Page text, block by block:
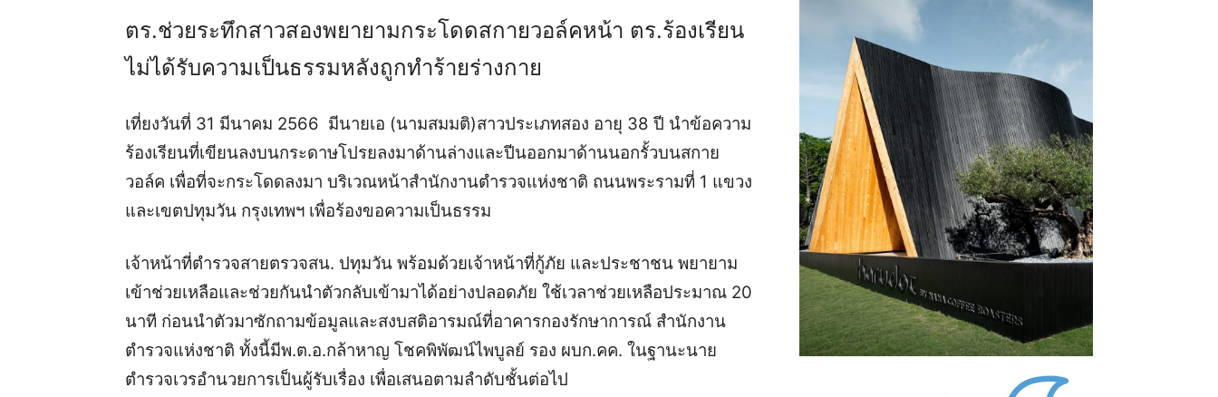
ตร.ช่วยระทึกสาวสองพยายามกระโดดสกายวอล์คหน้า ตร.ร้องเรียน
ไม่ได้รับความเป็นธรรมหลังถูกทำร้ายร่างกาย
เที่ยงวันที่ 31 มีนาคม 2566 มีนายเอ (นามสมมติ)สาวประเภทสอง อายุ 38 ปี นำข้อความ
ร้องเรียนที่เขียนลงบนกระดาษโปรยลงมาด้านล่างและปีนออกมาด้านนอกรั้วบนสกาย
วอล์ค เพื่อที่จะกระโดดลงมา บริเวณหน้าสำนักงานตำรวจแห่งชาติ ถนนพระรามที่ 1 แขวง
และเขตปทุมวัน กรุงเทพฯ เพื่อร้องขอความเป็นธรรม
เจ้าหน้าที่ตำรวจสายตรวจสน. ปทุมวัน พร้อมด้วยเจ้าหน้าที่กู้ภัย และประชาชน พยายาม
เข้าช่วยเหลือและช่วยกันนำตัวกลับเข้ามาได้อย่างปลอดภัย ใช้เวลาช่วยเหลือประมาณ 20
นาที ก่อนนำตัวมาซักถามข้อมูลและสงบสติอารมณ์ที่อาคารกองรักษาการณ์ สำนักงาน
ตำรวจแห่งชาติ ทั้งนี้มีพ.ต.อ.กล้าหาญ โชคพิพัฒน์ไพบูลย์ รอง ผบก.คค. ในฐานะนาย
ตำรวจเวรอำนวยการเป็นผู้รับเรื่อง เพื่อเสนอตามลำดับชั้นต่อไป